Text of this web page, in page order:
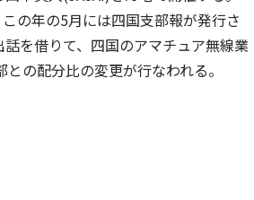
の年の5月には四国支部報が発行さ
を借りて、四国のアマチュア無線業
の配分比の変更が行なわれる。